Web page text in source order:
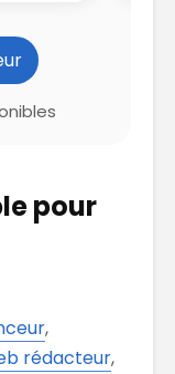
pour
,
rédacteur,